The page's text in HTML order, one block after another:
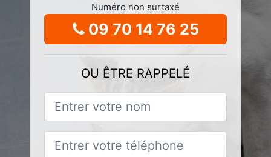
Numéro non surtaxé
09 70 14 76 25
OU ÊTRE RAPPELÉ